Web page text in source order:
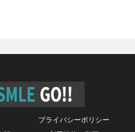
プライバシーポリシー